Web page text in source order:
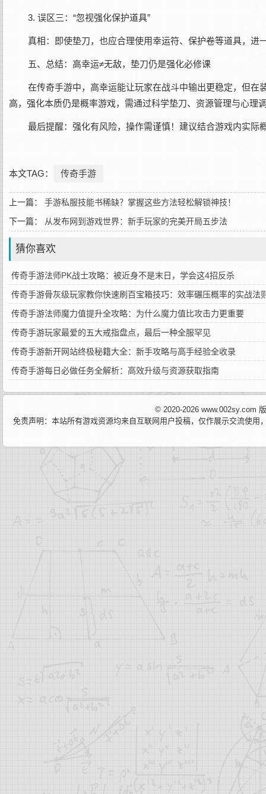
3. 误区三：“忽视强化保护道具”‌
真相‌：即使垫刀，也应合理使用幸运符、保护卷等道具，进
五、总结：高幸运≠无敌，垫刀仍是强化必修课‌
在传奇手游中，高幸运能让玩家在战斗中输出更稳定，但
高，强化本质仍是概率游戏，需通过科学垫刀、资源管理与心理
最后提醒‌：强化有风险，操作需谨慎！建议结合游戏内实际
本文TAG： 传奇手游
上一篇： 手游私服技能书稀缺？掌握这些方法轻松解锁神技！
下一篇：
从发布网到游戏世界：新手玩家的完美开局五步法
猜你喜欢
传奇手游法师PK战士攻略：被近身不是末日，学会这4招反杀
传奇手游骨灰级玩家教你快速刷百宝箱技巧：效率碾压概率的实战法
传奇手游法师魔力值提升全攻略：为什么魔力值比攻击力更重要
传奇手游玩家最爱的五大戒指盘点，最后一种全服罕见
传奇手游新开网站终极秘籍大全：新手攻略与高手经验全收录
传奇手游每日必做任务全解析：高效升级与资源获取指南
© 2020-2026 www.002sy.com
免责声明：本站所有游戏资源均来自互联网用户投稿，仅作展示交流使